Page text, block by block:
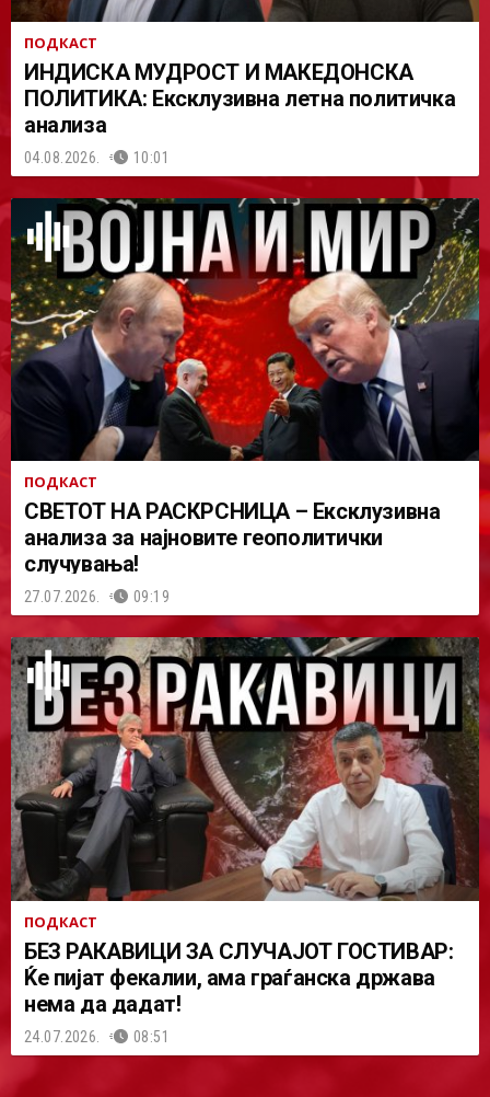
ПОДКАСТ
ИНДИСКА МУДРОСТ И МАКЕДОНСКА
ПОЛИТИКА: Ексклузивна летна политичка
анализа
04.08.2026. 10:01
ПОДКАСТ
СВЕТОТ НА РАСКРСНИЦА – Ексклузивна
анализа за најновите геополитички
случувања!
27.07.2026. 09:19
ПОДКАСТ
БЕЗ РАКАВИЦИ ЗА СЛУЧАЈОТ ГОСТИВАР:
Ќе пијат фекалии, ама граѓанска држава
нема да дадат!
24.07.2026. 08:51